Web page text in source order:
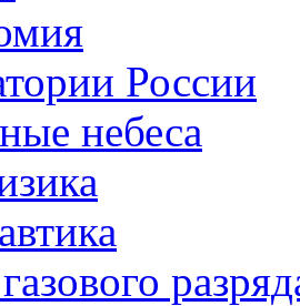
России
небеса